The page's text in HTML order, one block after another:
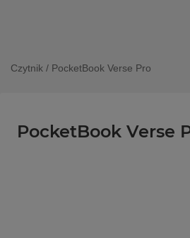
Czytnik / PocketBook Verse Pro
PocketBook Verse